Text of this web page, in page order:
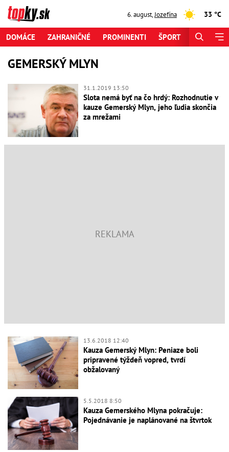
6. august,Jozefína 33 °C
DOMÁCE ZAHRANIČNÉ PROMINENTI ŠPORT
GEMERSKÝ MLYN
31.1.2019 13:50
Slota nemá byť na čo hrdý: Rozhodnutie v
kauze Gemerský Mlyn, jeho ľudia skončia
za mrežami
13.6.2018 12:40
Kauza Gemerský Mlyn: Peniaze boli
pripravené týždeň vopred, tvrdí
obžalovaný
5.5.2018 8:50
Kauza Gemerského Mlyna pokračuje:
Pojednávanie je naplánované na štvrtok